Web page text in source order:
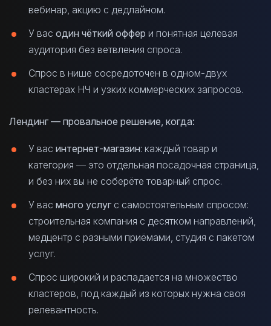
вебинар, акцию с дедлайном.
У вас один чёткий оффер и понятная целевая
аудитория без ветвления спроса.
Спрос в нише сосредоточен в одном-двух
кластерах НЧ и узких коммерческих запросов.
Лендинг — провальное решение, когда:
У вас интернет-магазин: каждый товар и
категория — это отдельная посадочная страница,
и без них вы не соберёте товарный спрос.
У вас много услугс самостоятельным спросом:
строительная компания с десятком направлений,
медцентр с разными приёмами, студия с пакетом
услуг.
Спрос широкий и распадается на множество
кластеров, под каждый из которых нужна своя
релевантность.